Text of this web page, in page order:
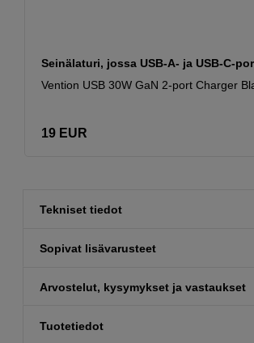
Seinälaturi, jossa USB-A- ja USB-C-
Vention USB 30W GaN 2-port Charger
19 EUR
Tekniset tiedot
Sopivat lisävarusteet
Arvostelut, kysymykset ja vastaukset
Tuotetiedot